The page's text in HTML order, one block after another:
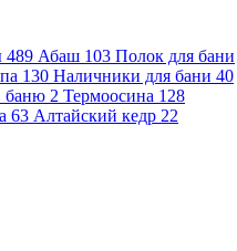
489 Абаш 103 Полок для бани
130 Наличники для бани 40
баню 2 Термоосина 128
63 Алтайский кедр 22